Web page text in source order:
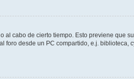
cabo de cierto tiempo. Esto previene que
desde un PC compartido, e.j. biblioteca,